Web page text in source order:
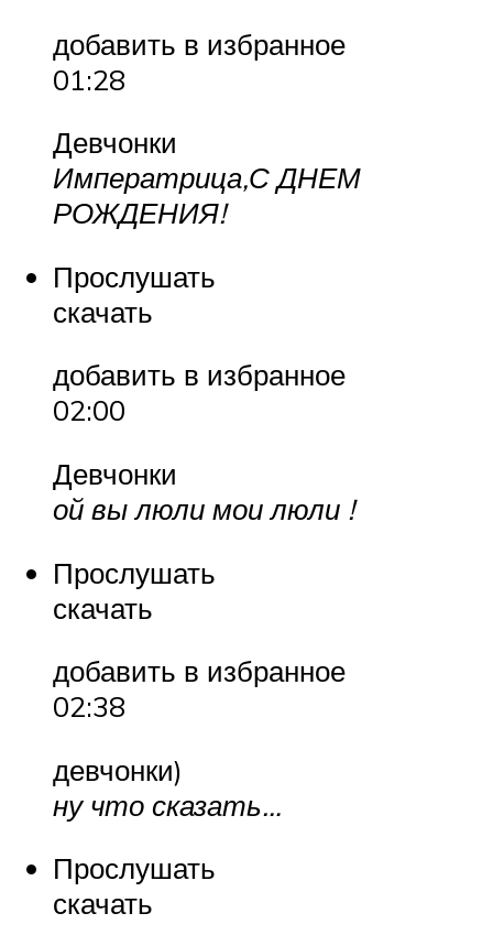
добавить в избранное
01:28
Девчонки
Императрица,С ДНЕМ
РОЖДЕНИЯ!
Прослушать
скачать
добавить в избранное
02:00
Девчонки
ой вы люли мои люли !
Прослушать
скачать
добавить в избранное
02:38
девчонки)
ну что сказать…
Прослушать
скачать